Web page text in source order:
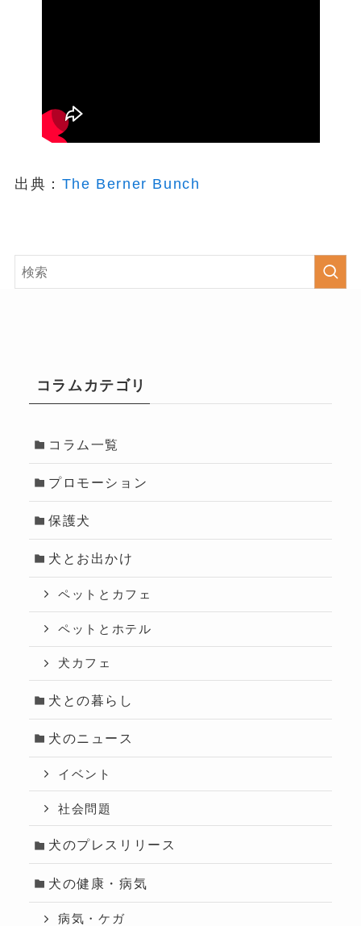
出典： The Berner Bunch
コラムカテゴリ
コラム一覧
プロモーション
保護犬
犬とお出かけ
ペットとカフェ
ペットとホテル
犬カフェ
犬との暮らし
犬のニュース
イベント
社会問題
犬のプレスリリース
犬の健康・病気
病気・ケガ